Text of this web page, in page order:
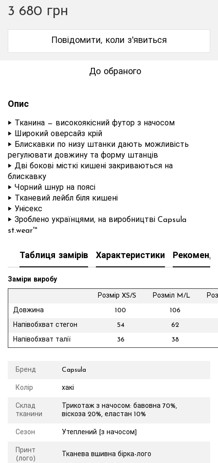
3 680 грн
Повідомити, коли з'явиться
До обраного
Опис
‣ Тканина — високоякісний футор з начосом
‣ Широкий оверсайз крій
‣ Блискавки по низу штанки дають можливість
регулювати довжину та форму штанців
‣ Дві бокові місткі кишені закриваються на
блискавку
‣ Чорний шнур на поясі
‣ Тканевий лейбл біля кишені
‣ Унісекс
‣ Зроблено українцями, на виробництві Capsula
st.wear™
Таблиця замірів Характеристики
Заміри виробу
Розмір XS/S Розміл M/L
Довжина
100
106
Напівобхват стегон
54
62
Напівобхват талії
36 38
Бренд Capsula
Колір хакі
Склад
тканини
Трикотаж з начосом: бавовна 70%,
віскоза 20%, еластан 10%
Сезон Утеплений [з начосом]
Принт
(лого)
Тканева вшивна бірка-лого